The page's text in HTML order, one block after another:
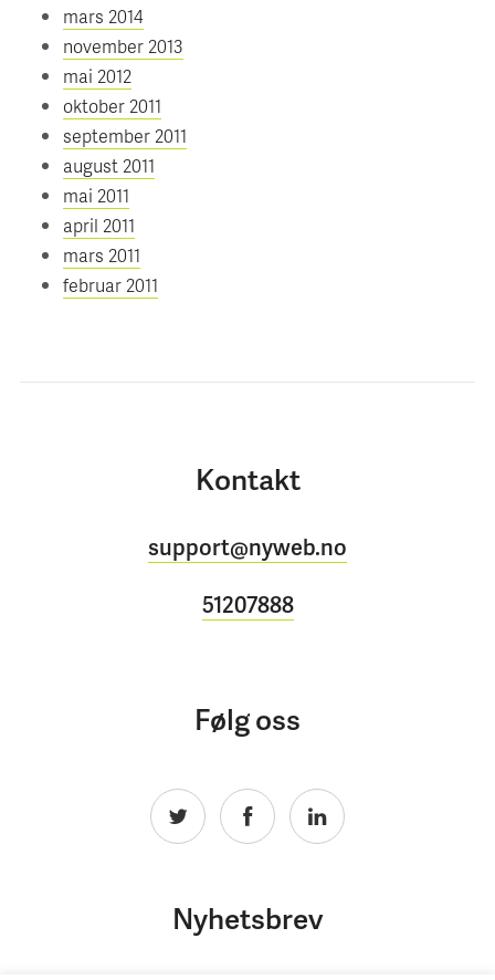
mars 2014
november 2013
mai 2012
oktober 2011
september 2011
august 2011
mai 2011
april 2011
mars 2011
februar 2011
Kontakt
support@nyweb.no
51207888
Følg oss
Nyhetsbrev